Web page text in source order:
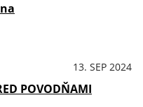
13. SEP 2024
POVODŇAMI